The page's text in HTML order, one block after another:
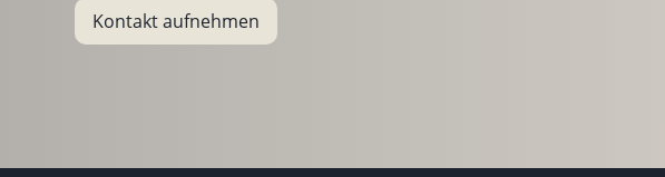
Kontakt aufnehmen